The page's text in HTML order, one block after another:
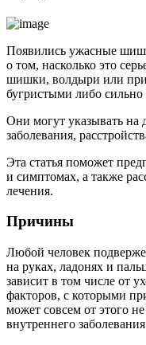
Появились ужасные
о том, насколько это
шишки, волдыри или
бугристыми либо
Они могут указывать
заболевания,
Эта статья поможет
и симптомах, а также
лечения.
Причины
Любой человек
на руках, ладонях и
зависит в том числе от
факторов, с которыми
может совсем от этого
внутреннего